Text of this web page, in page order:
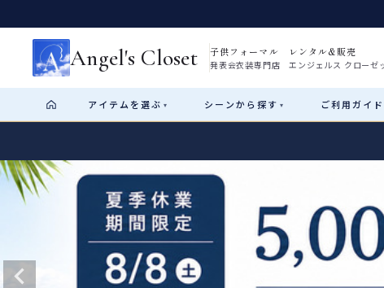
Angel's Closet 子供フォーマル レンタル&販売
発表会衣装専門店 エンジェルス クローゼ
アイテム を選ぶ ▾ シーンから探す ▾ ご利用ガイド
レンタル
Start はじめに
ショップガイド（総合案内）
レンタル・販売の入口